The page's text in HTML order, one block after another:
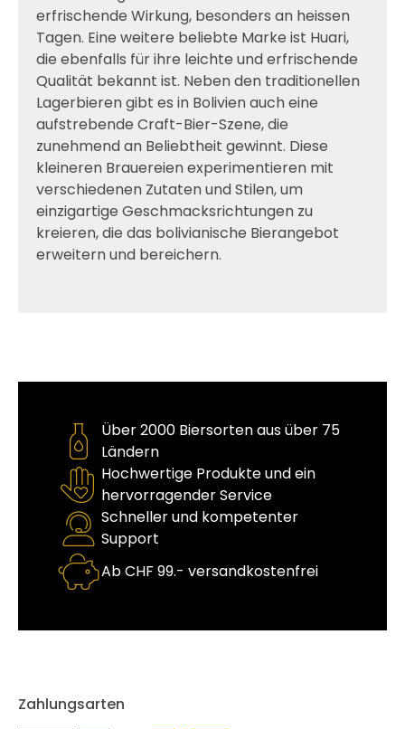
erfrischende Wirkung, besonders an heissen
Tagen. Eine weitere beliebte Marke ist Huari,
die ebenfalls für ihre leichte und erfrischende
Qualität bekannt ist. Neben den traditionellen
Lagerbieren gibt es in Bolivien auch eine
aufstrebende Craft-Bier-Szene, die
zunehmend an Beliebtheit gewinnt. Diese
kleineren Brauereien experimentieren mit
verschiedenen Zutaten und Stilen, um
einzigartige Geschmacksrichtungen zu
kreieren, die das bolivianische Bierangebot
erweitern und bereichern.
Über 2000 Biersorten aus über 75
Ländern
Hochwertige Produkte und ein
hervorragender Service
Schneller und kompetenter
Support
Ab CHF 99.- versandkostenfrei
Zahlungsarten